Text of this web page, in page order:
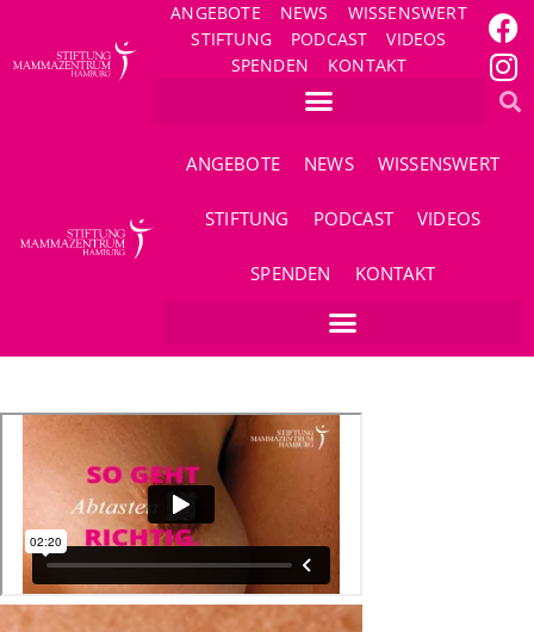
ANGEBOTE NEWS
WISSENSWERT
STIFTUNG
PODCAST
VIDEOS
SPENDEN
KONTAKT
ANGEBOTE NEWS WISSENSWERT
STIFTUNG PODCAST VIDEOS
SPENDEN KONTAKT